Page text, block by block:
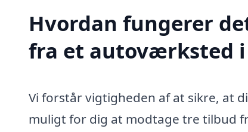
Hvordan fungerer
fra et autoværksted i
Vi forstår vigtigheden af at sikre, at
muligt for dig at modtage tre tilbud